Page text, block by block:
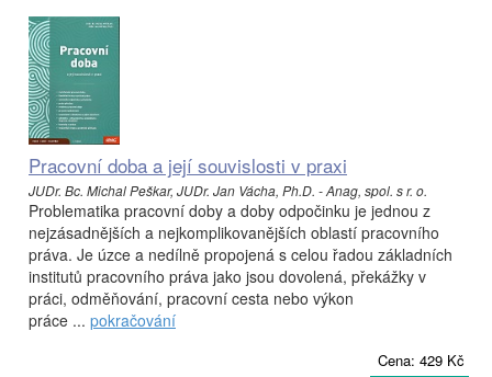
Pracovní doba a její souvislosti v praxi
JUDr. Bc. Michal Peškar, JUDr. Jan Vácha, Ph.D. - Anag, spol. s r. o.
Problematika pracovní doby a doby odpočinku je jednou z
nejzásadnějších a nejkomplikovanějších oblastí pracovního
práva. Je úzce a nedílně propojená s celou řadou základních
institutů pracovního práva jako jsou dovolená, překážky v
práci, odměňování, pracovní cesta nebo výkon
práce ... pokračování
Cena: 429 Kč